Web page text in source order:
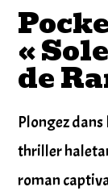
«
de
Plongez dans
thriller
roman